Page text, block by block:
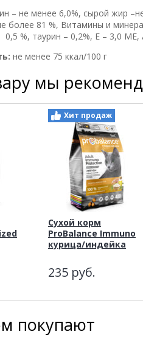
– не менее 6,0%, сырой жир
более 81 %, Витамины и
%, таурин – 0,2%, Е – 3,0
не менее 75 ккал/100 г
мы
Хит продаж
Сухой корм
ProBalance Immuno
курица/индейка
235 руб.
покупают